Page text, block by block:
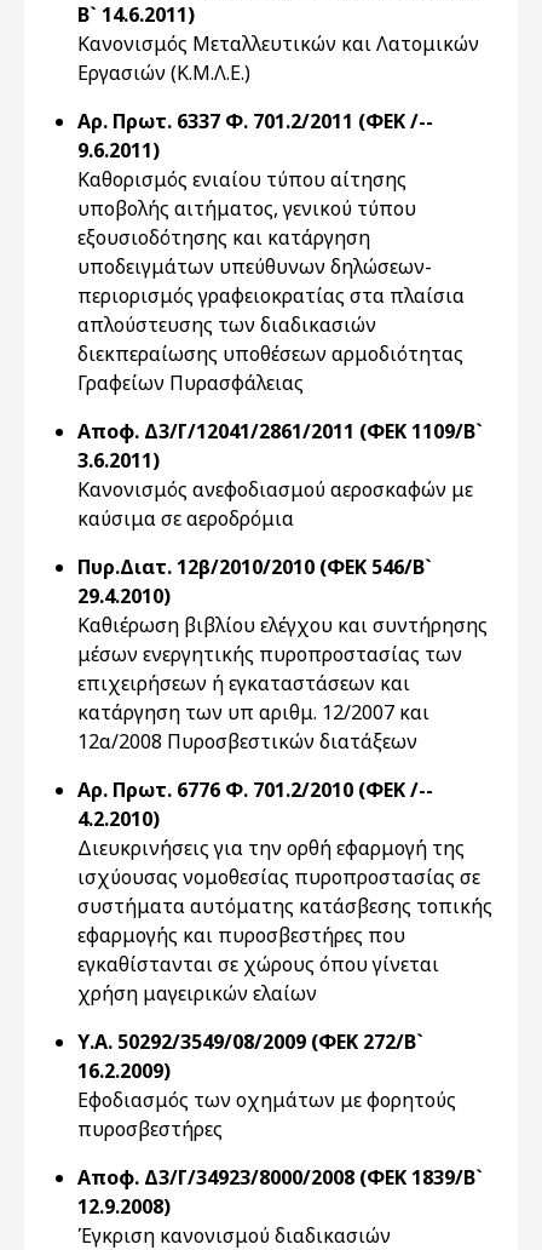
Β` 14.6.2011)
Κανονισμός Μεταλλευτικών και Λατομικών
Εργασιών (Κ.Μ.Λ.Ε.)
Αρ. Πρωτ. 6337 Φ. 701.2/2011 (ΦΕΚ /--
9.6.2011)
Καθορισμός ενιαίου τύπου αίτησης
υποβολής αιτήματος, γενικού τύπου
εξουσιοδότησης και κατάργηση
υποδειγμάτων υπεύθυνων δηλώσεων-
περιορισμός γραφειοκρατίας στα πλαίσια
απλούστευσης των διαδικασιών
διεκπεραίωσης υποθέσεων αρμοδιότητας
Γραφείων Πυρασφάλειας
Αποφ. Δ3/Γ/12041/2861/2011 (ΦΕΚ 1109/Β`
3.6.2011)
Κανονισμός ανεφοδιασμού αεροσκαφών με
καύσιμα σε αεροδρόμια
Πυρ.Διατ. 12β/2010/2010 (ΦΕΚ 546/Β`
29.4.2010)
Καθιέρωση βιβλίου ελέγχου και συντήρησης
μέσων ενεργητικής πυροπροστασίας των
επιχειρήσεων ή εγκαταστάσεων και
κατάργηση των υπ αριθμ. 12/2007 και
12α/2008 Πυροσβεστικών διατάξεων
Αρ. Πρωτ. 6776 Φ. 701.2/2010 (ΦΕΚ /--
4.2.2010)
Διευκρινήσεις για την ορθή εφαρμογή της
ισχύουσας νομοθεσίας πυροπροστασίας σε
συστήματα αυτόματης κατάσβεσης τοπικής
εφαρμογής και πυροσβεστήρες που
εγκαθίστανται σε χώρους όπου γίνεται
χρήση μαγειρικών ελαίων
Υ.Α. 50292/3549/08/2009 (ΦΕΚ 272/Β`
16.2.2009)
Εφοδιασμός των οχημάτων με φορητούς
πυροσβεστήρες
Αποφ. Δ3/Γ/34923/8000/2008 (ΦΕΚ 1839/Β`
12.9.2008)
Έγκριση κανονισμού διαδικασιών